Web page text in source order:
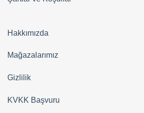
Hakkımızda
Mağazalarımız
Gizlilik
KVKK Başvuru